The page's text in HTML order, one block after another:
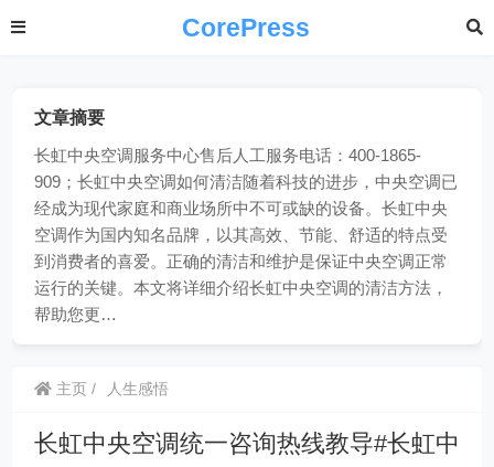
CorePress
文章摘要
长虹中央空调服务中心售后人工服务电话：400-1865-
909；长虹中央空调如何清洁随着科技的进步，中央空调已
经成为现代家庭和商业场所中不可或缺的设备。长虹中央
空调作为国内知名品牌，以其高效、节能、舒适的特点受
到消费者的喜爱。正确的清洁和维护是保证中央空调正常
运行的关键。本文将详细介绍长虹中央空调的清洁方法，
帮助您更…
主页 人生感悟
长虹中央空调统一咨询热线教导#长虹中